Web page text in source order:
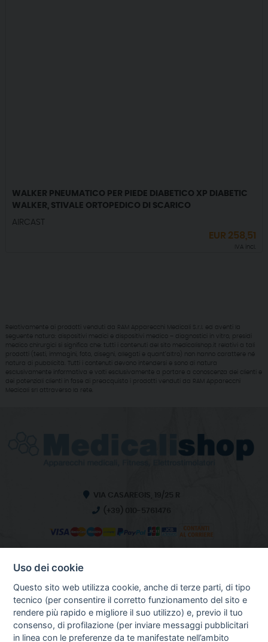
WALKER PNEUMATICO PER PIEDE DIABETICO XP DIABETIC
WALKER, STIVALE ORTOPEDICO DI SCARICO
AIRCAST
EUR 258,51
IVA incl.
Relativamente ai prodotti venduti da RAM Apparecchi Medicali S.r.l. ed aventi la
seguente natura: dispositivi medici e dispositivi medico – diagnostici in vitro, presidi
medico chirurgici si significa che: tutti i contenuti del sito medicalishop.it relativi a tali
prodotti (testi, immagini, foto, disegni, allegati e quant’altro) non hanno carattere né
natura di pubblicità. Tutti i contenuti devono intendersi e sono di natura
esclusivamente informativa e volti esclusivamente a portare a conoscenza dei clienti e
dei potenziali clienti in fase di preacquisto i prodotti venduti da RAM Apparecchi
Medicali srl attraverso la rete.
VIA CASAREGIS, 19/25 R
(+39) 010-5761476
HOME
CHI SIAMO
NOTIZIE
CONTATTI
Uso dei cookie
Questo sito web utilizza cookie, anche di terze parti, di tipo
tecnico (per consentire il corretto funzionamento del sito e
rendere più rapido e migliore il suo utilizzo) e, previo il tuo
consenso, di profilazione (per inviare messaggi pubblicitari
in linea con le preferenze da te manifestate nell’ambito